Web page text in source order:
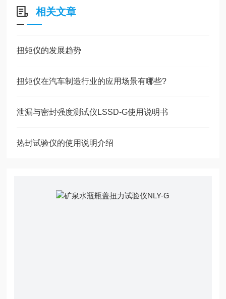
相关文章
扭矩仪的发展趋势
扭矩仪在汽车制造行业的应用场景有哪些?
泄漏与密封强度测试仪LSSD-G使用说明书
热封试验仪的使用说明介绍